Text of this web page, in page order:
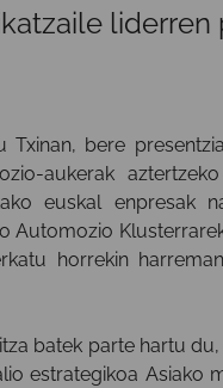
bere
aukerak
euskal enpresak
Automozio
horrekin
batek parte hartu du,
estrategikoa Asiako